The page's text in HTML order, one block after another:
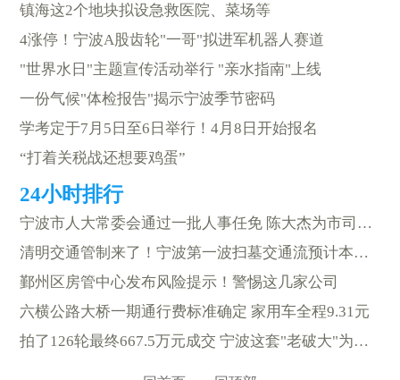
镇海这2个地块拟设急救医院、菜场等
4涨停！宁波A股齿轮"一哥"拟进军机器人赛道
"世界水日"主题宣传活动举行 "亲水指南"上线
一份气候"体检报告"揭示宁波季节密码
学考定于7月5日至6日举行！4月8日开始报名
“打着关税战还想要鸡蛋”
宁波市人大常委会通过一批人事任免 陈大杰为市司法局局长
清明交通管制来了！宁波第一波扫墓交通流预计本周末出现
鄞州区房管中心发布风险提示！警惕这几家公司
六横公路大桥一期通行费标准确定 家用车全程9.31元
拍了126轮最终667.5万元成交 宁波这套"老破大"为何如此"抢手"？